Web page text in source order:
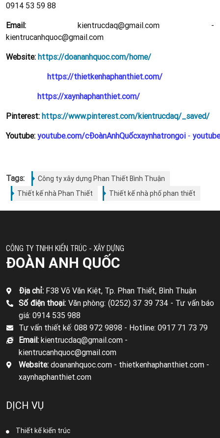
0914 53 59 88
Email: kientrucdaq@gmail.com -
kientrucanhquoc@gmail.com
Website: https://doananhquoc.com/home/
https://thietkenhaphanthiet.com/
https://xaynhaphanthiet.com/
Pinterest: https://www.pinterest.com/kientrucdaq/_saved/
Youtube: youtube.com/cĐoànAnhQuốcxaynhatrongoi -
Tags:
Công ty xây dựng Phan Thiết Bình Thuận
Thiết kế nhà Phan Thiết
Thiết kế nhà phố phan thiết
CÔNG TY TNHH KIẾN TRÚC - XÂY DỰNG
ĐOÀN ANH QUỐC
Địa chỉ: F38 Võ Văn Kiệt, Tp. Phan Thiết, Bình Thuận
Số điện thoại: Văn phòng: (0252) 37 39 734 - Tư vấn báo
giá: 0914 535 988
Tư vấn thiết kế: 088 972 9898 - Hotline: 0917 71 73 79
Email: kientrucdaq@gmail.com -
kientrucanhquoc@gmail.com
Website: doananhquoc.com - thietkenhaphanthiet.com -
xaynhaphanthiet.com
DỊCH VỤ
Thiết kế kiến trúc